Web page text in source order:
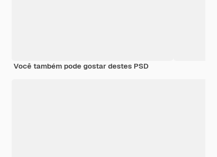
Você também pode gostar destes PSD